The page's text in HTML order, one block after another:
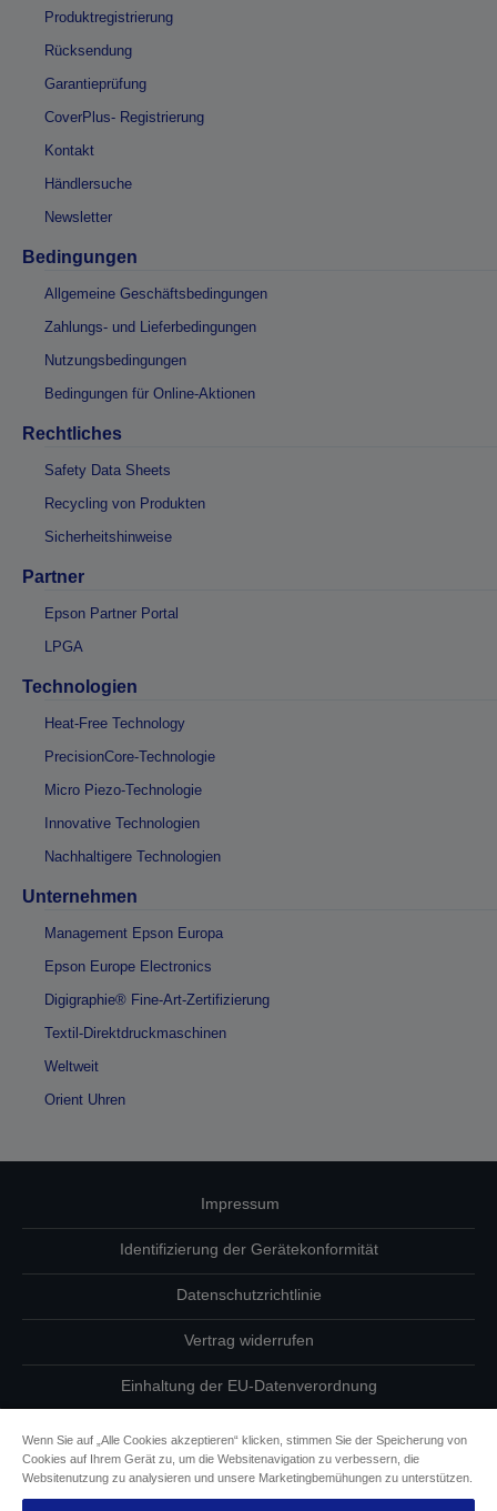
Produktregistrierung
Rücksendung
Garantieprüfung
CoverPlus- Registrierung
Kontakt
Händlersuche
Newsletter
Bedingungen
Allgemeine Geschäftsbedingungen
Zahlungs- und Lieferbedingungen
Nutzungsbedingungen
Bedingungen für Online-Aktionen
Rechtliches
Safety Data Sheets
Recycling von Produkten
Sicherheitshinweise
Partner
Epson Partner Portal
LPGA
Technologien
Heat-Free Technology
PrecisionCore-Technologie
Micro Piezo-Technologie
Innovative Technologien
Nachhaltigere Technologien
Unternehmen
Management Epson Europa
Epson Europe Electronics
Digigraphie® Fine-Art-Zertifizierung
Textil-Direktdruckmaschinen
Weltweit
Orient Uhren
Impressum
Identifizierung der Gerätekonformität
Datenschutzrichtlinie
Vertrag widerrufen
Einhaltung der EU-Datenverordnung
Informationen zu Cookies
Wenn Sie auf „Alle Cookies akzeptieren“ klicken, stimmen Sie der Speicherung von
Cookies auf Ihrem Gerät zu, um die Websitenavigation zu verbessern, die
Websitenutzung zu analysieren und unsere Marketingbemühungen zu unterstützen.